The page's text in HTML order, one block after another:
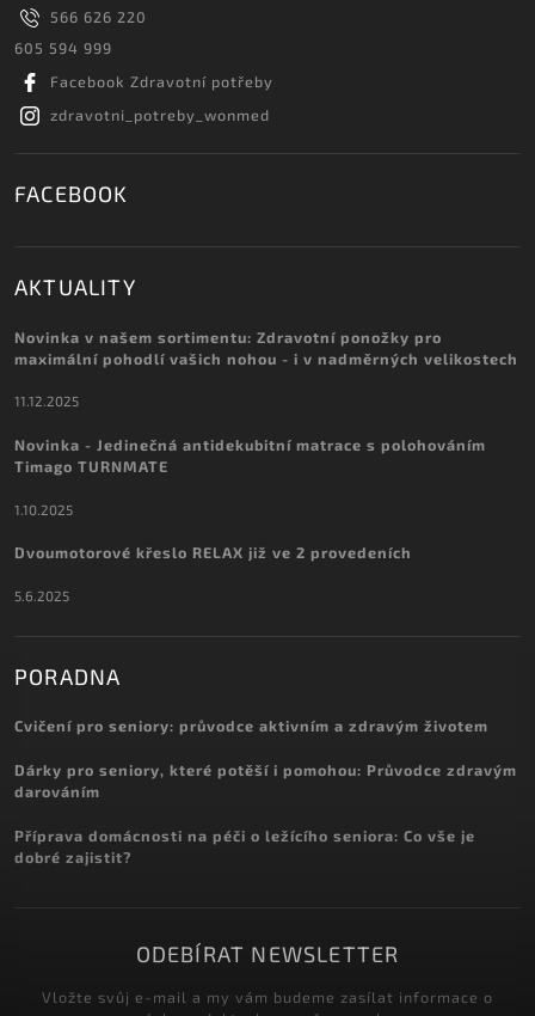
566 626 220
605 594 999
Facebook Zdravotní potřeby
zdravotni_potreby_wonmed
FACEBOOK
AKTUALITY
Novinka v našem sortimentu: Zdravotní ponožky pro
maximální pohodlí vašich nohou - i v nadměrných velikostech
11.12.2025
Novinka - Jedinečná antidekubitní matrace s polohováním
Timago TURNMATE
1.10.2025
Dvoumotorové křeslo RELAX již ve 2 provedeních
5.6.2025
PORADNA
Cvičení pro seniory: průvodce aktivním a zdravým životem
Dárky pro seniory, které potěší i pomohou: Průvodce zdravým
darováním
Příprava domácnosti na péči o ležícího seniora: Co vše je
dobré zajistit?
ODEBÍRAT NEWSLETTER
Vložte svůj e-mail a my vám budeme zasílat informace o